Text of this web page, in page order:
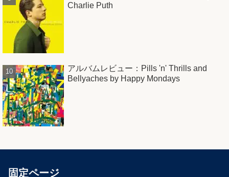
Charlie Puth
アルバムレビュー：Pills 'n' Thrills and
Bellyaches by Happy Mondays
固定ページ